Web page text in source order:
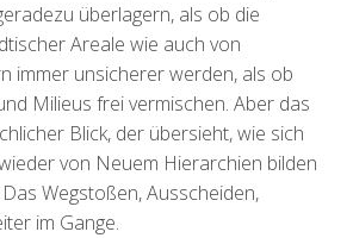
überlagern, als ob die
Areale wie auch von
immer unsicherer werden, als ob
Milieus frei vermischen. Aber das
Blick, der übersieht, wie sich
von Neuem Hierarchien bilden
Wegstoßen, Ausscheiden,
im Gange.